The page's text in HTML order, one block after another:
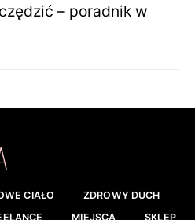
– poradnik w
CIAŁO
ZDROWY DUCH
MIEJSCA SKLEP